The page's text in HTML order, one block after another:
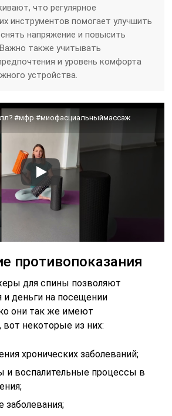
что регулярное
инструментов помогает улучшить
напряжение и повысить
также учитывать
и уровень комфорта
устройства.
#мфр #миофасциальныймассаж
противопоказания
для спины позволяют
деньги на посещении
они так же имеют
вот некоторые из них:
хронических заболеваний;
и воспалительные процессы в
заболевания;